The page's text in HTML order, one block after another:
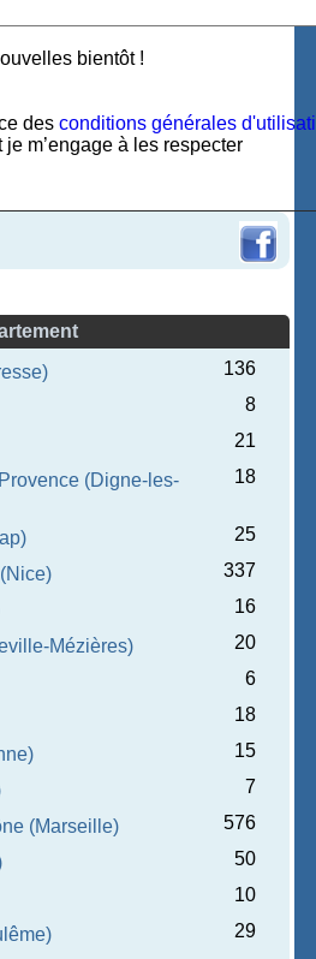
bientôt !
desconditions générales
je m’engage à les respecter
136
8
21
(Digne-les-
18
25
337
16
Mézières)
20
6
18
15
7
(Marseille)
576
50
10
29